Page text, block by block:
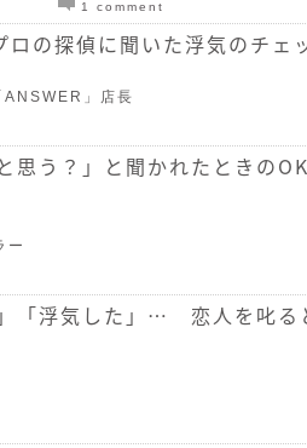
1 comment
の探偵に聞いた浮気のチェ
」店長
思う？」と聞かれたときの
ー
」「浮気した」… 恋人を叱る